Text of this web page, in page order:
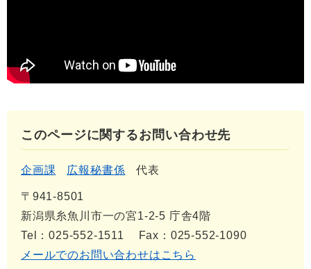
このページに関するお問い合わせ先
企画課 広報秘書係 代表
〒941-8501
新潟県糸魚川市一の宮1-2-5 庁舎4階
Tel：025-552-1511
Fax：025-552-1090
メールでのお問い合わせはこちら